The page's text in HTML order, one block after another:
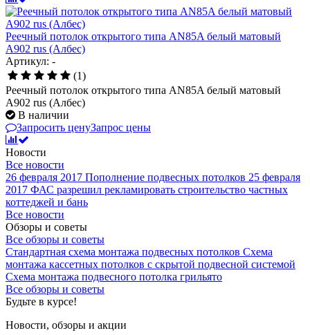
Реечный потолок открытого типа AN85A белый матовый
А902 rus (Албес)
Артикул: -
(1)
Реечный потолок открытого типа AN85A белый матовый
А902 rus (Албес)
В наличии
Запросить ценуЗапрос цены
Новости
Все новости
26 февраля 2017 Пополнение подвесных потолков 25 февраля
2017 ФАС разрешил рекламировать строительство частных
коттеджей и бань
Все новости
Обзоры и советы
Все обзоры и советы
Стандартная схема монтажа подвесных потолков Схема
монтажа кассетных потолков с скрытой подвесной системой
Схема монтажа подвесного потолка грильято
Все обзоры и советы
Будьте в курсе!
Новости, обзоры и акции